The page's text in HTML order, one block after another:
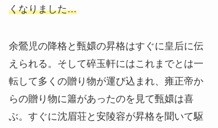
くなりました…
余鶯児の降格と甄嬛の昇格はすぐに皇后に伝
えられる。そして碎玉軒にはこれまでとは一
転して多くの贈り物が運び込まれ、雍正帝か
らの贈り物に簫があったのを見て甄嬛は喜
ぶ。すぐに沈眉荘と安陵容が昇格を聞いて駆